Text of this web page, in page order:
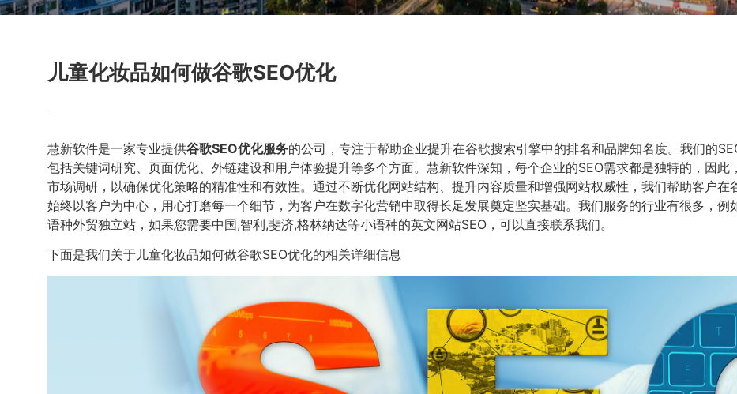
儿童化妆品如何做谷歌SEO优化
慧新软件是一家专业提供谷歌SEO优化服务的公司，专注于帮助企业提升在谷歌搜索引擎中的排名和品牌知名度。我们的
包括关键词研究、页面优化、外链建设和用户体验提升等多个方面。慧新软件深知，每个企业的SEO需求都是独特的，因
市场调研，以确保优化策略的精准性和有效性。通过不断优化网站结构、提升内容质量和增强网站权威性，我们帮助客户
始终以客户为中心，用心打磨每一个细节，为客户在数字化营销中取得长足发展奠定坚实基础。我们服务的行业有很多，
语种外贸独立站，如果您需要中国,智利,斐济,格林纳达等小语种的英文网站SEO，可以直接联系我们。
下面是我们关于儿童化妆品如何做谷歌SEO优化的相关详细信息